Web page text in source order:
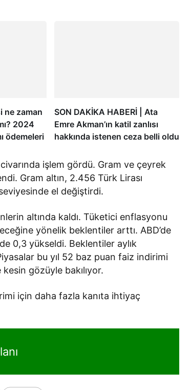
ne zaman
2024
ödemeleri
SON DAKİKA HABERİ | Ata
Emre Akman’ın katil zanlısı
hakkında istenen ceza belli oldu
işlem gördü. Gram ve çeyrek
Gram altın, 2.456 Türk Lirası
el değiştirdi.
altında kaldı. Tüketici enflasyonu
yönelik beklentiler arttı. ABD’de
0,3 yükseldi. Beklentiler aylık
bu yıl 52 baz puan faiz indirimi
gözüyle bakılıyor.
için daha fazla kanıta ihtiyaç